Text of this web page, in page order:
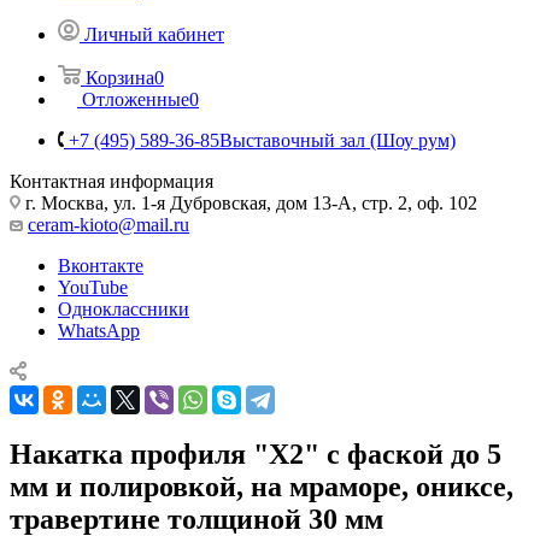
Личный кабинет
Корзина0
Отложенные0
+7 (495) 589-36-85Выставочный зал (Шоу рум)
Контактная информация
г. Москва, ул. 1-я Дубровская, дом 13-А, стр. 2, оф. 102
ceram-kioto@mail.ru
Вконтакте
YouTube
Одноклассники
WhatsApp
Накатка профиля "X2" с фаской до 5
мм и полировкой, на мраморе, ониксе,
травертине толщиной 30 мм